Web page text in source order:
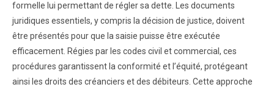
formelle lui permettant de régler sa dette. Les documents
juridiques essentiels, y compris la décision de justice, doivent
être présentés pour que la saisie puisse être exécutée
efficacement. Régies par les codes civil et commercial, ces
procédures garantissent la conformité et l’équité, protégeant
ainsi les droits des créanciers et des débiteurs. Cette approche